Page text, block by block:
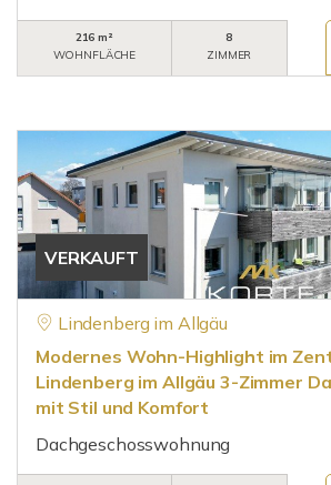
216 m²
WOHNFLÄCHE
8
ZIMMER
VERKAUFT
Lindenberg im Allgäu
Modernes Wohn-Highlight im
Lindenberg im Allgäu 3-Zimmer
mit Stil und Komfort
Dachgeschosswohnung